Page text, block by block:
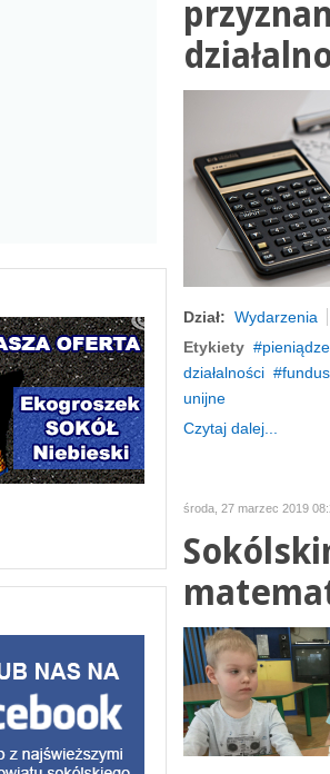
Dział: Wydarzenia
Etykiety
działalności
unijne
Czytaj dalej...
środa, 27 marzec 2019